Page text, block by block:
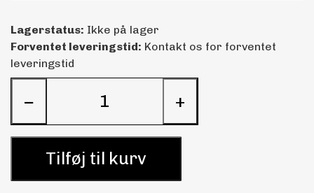
Lagerstatus: Ikke på lager
Forventet leveringstid: Kontakt os for forventet
leveringstid
− +
Tilføj til kurv